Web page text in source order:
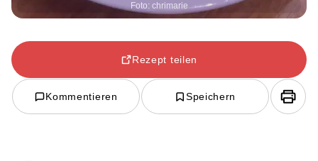
Foto: chrimarie
Rezept teilen
Kommentieren Speichern